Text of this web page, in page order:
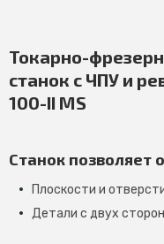
Токарно-
станок с ЧПУ и
100-II MS
Станок позволяет
Плоскости и
Детали с двух сторон